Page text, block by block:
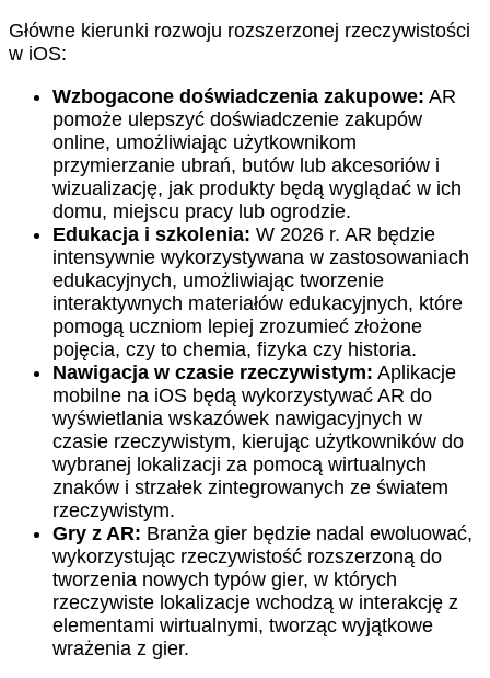
Główne kierunki rozwoju rozszerzonej rzeczywistości
w iOS:
Wzbogacone doświadczenia zakupowe: AR
pomoże ulepszyć doświadczenie zakupów
online, umożliwiając użytkownikom
przymierzanie ubrań, butów lub akcesoriów i
wizualizację, jak produkty będą wyglądać w ich
domu, miejscu pracy lub ogrodzie.
Edukacja i szkolenia: W 2026 r. AR będzie
intensywnie wykorzystywana w zastosowaniach
edukacyjnych, umożliwiając tworzenie
interaktywnych materiałów edukacyjnych, które
pomogą uczniom lepiej zrozumieć złożone
pojęcia, czy to chemia, fizyka czy historia.
Nawigacja w czasie rzeczywistym: Aplikacje
mobilne na iOS będą wykorzystywać AR do
wyświetlania wskazówek nawigacyjnych w
czasie rzeczywistym, kierując użytkowników do
wybranej lokalizacji za pomocą wirtualnych
znaków i strzałek zintegrowanych ze światem
rzeczywistym.
Gry z AR: Branża gier będzie nadal ewoluować,
wykorzystując rzeczywistość rozszerzoną do
tworzenia nowych typów gier, w których
rzeczywiste lokalizacje wchodzą w interakcję z
elementami wirtualnymi, tworząc wyjątkowe
wrażenia z gier.